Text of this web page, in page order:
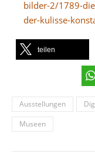
bilder-2/1789-
der-kulisse-
teilen
Ausstellungen
Museen